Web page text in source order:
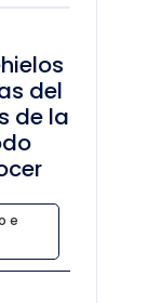
del
de la
e